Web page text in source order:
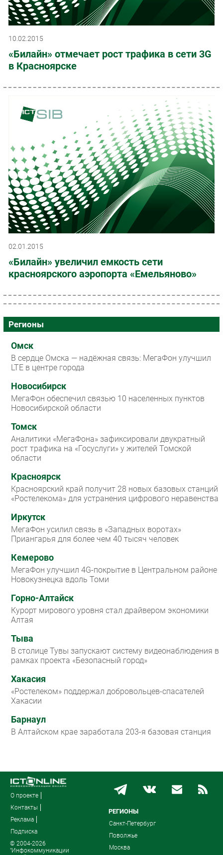
10.02.2015
«Билайн» отмечает рост трафика в сети 3G
в Красноярске
02.01.2015
«Билайн» увеличил емкость сети
красноярского аэропорта «Емельяново»
Регионы
Омск
В сердце Омска — надёжная связь: МегаФон улучшил
LTE в центре города
Новосибирск
МегаФон обеспечил связью 10 населенных пунктов
Новосибирской области
Томск
Аналитики «МегаФона» зафиксировали двукратный
рост трафика на «Госуслуги» у жителей Томской
области
Красноярск
Красноярский край получит 28 новых базовых станций
«Ростелекома» для устранения цифрового неравенства
Иркутск
МегаФон усилил связь в «Западных воротах»
Приангарья для более чем 40 тысяч человек
Кемерово
МегаФон улучшил 4G-покрытие в Центральном районе
Новокузнецка вдоль Томи
Горно-Алтайск
Курорт мирового уровня стал драйвером экономики
Алтая
Тыва
В столице Тувы запускают систему видеонаблюдения в
рамках проекта «Безопасный город»
Хакасия
«Ростелеком» поддержал добровольцев-спасателей
Хакасии
Барнаул
В Алтайском крае заработала 203-я базовая станция
О проекте
Контакты
Реклама
Подписка
© 2004-2026
"Инфокоммуникации
РЕГИОНЫ
Санкт-Петербург
Поволжье
Москва